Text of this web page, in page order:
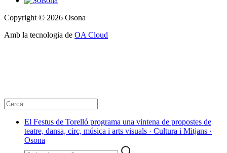
Copyright © 2026 Osona
Amb la tecnologia de OA Cloud
El Festus de Torelló programa una vintena de propostes de
teatre, dansa, circ, música i arts visuals · Cultura i Mitjans ·
Osona